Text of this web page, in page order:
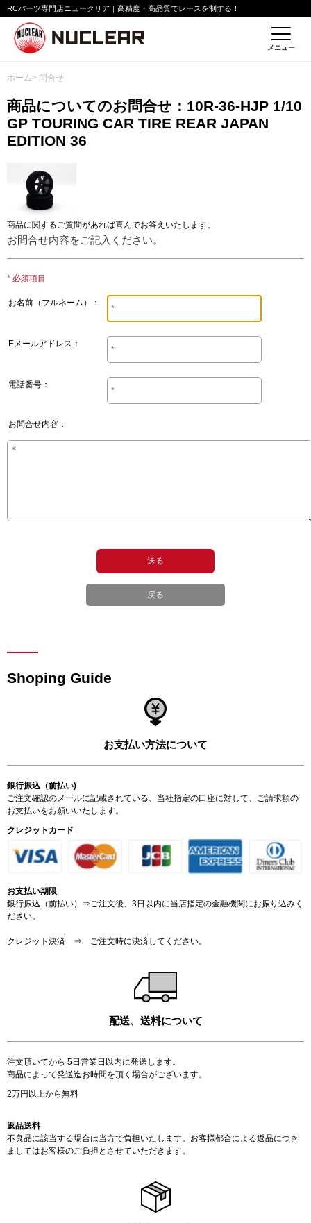
RCパーツ専門店ニュークリア｜高精度・高品質でレースを制する！
メニュー
ホーム> 問合せ
商品についてのお問合せ：10R-36-HJP 1/10
GP TOURING CAR TIRE REAR JAPAN
EDITION 36
商品に関するご質問があれば喜んでお答えいたします。
お問合せ内容をご記入ください。
* 必須項目
お名前（フルネーム）：
Eメールアドレス：
電話番号：
お問合せ内容：
戻る
Shoping Guide
お支払い方法について
銀行振込（前払い)
ご注文確認のメールに記載されている、当社指定の口座に対して、ご請求額の
お支払いをお願いいたします。
クレジットカード
お支払い期限
銀行振込（前払い）⇒ご注文後、3日以内に当店指定の金融機関にお振り込みく
ださい。
クレジット決済 ⇒ ご注文時に決済してください。
配送、送料について
注文頂いてから 5日営業日以内に発送します。
商品によって発送迄お時間を頂く場合がございます。
2万円以上から無料
返品送料
不良品に該当する場合は当方で負担いたします。お客様都合による返品につき
ましてはお客様のご負担とさせていただきます。